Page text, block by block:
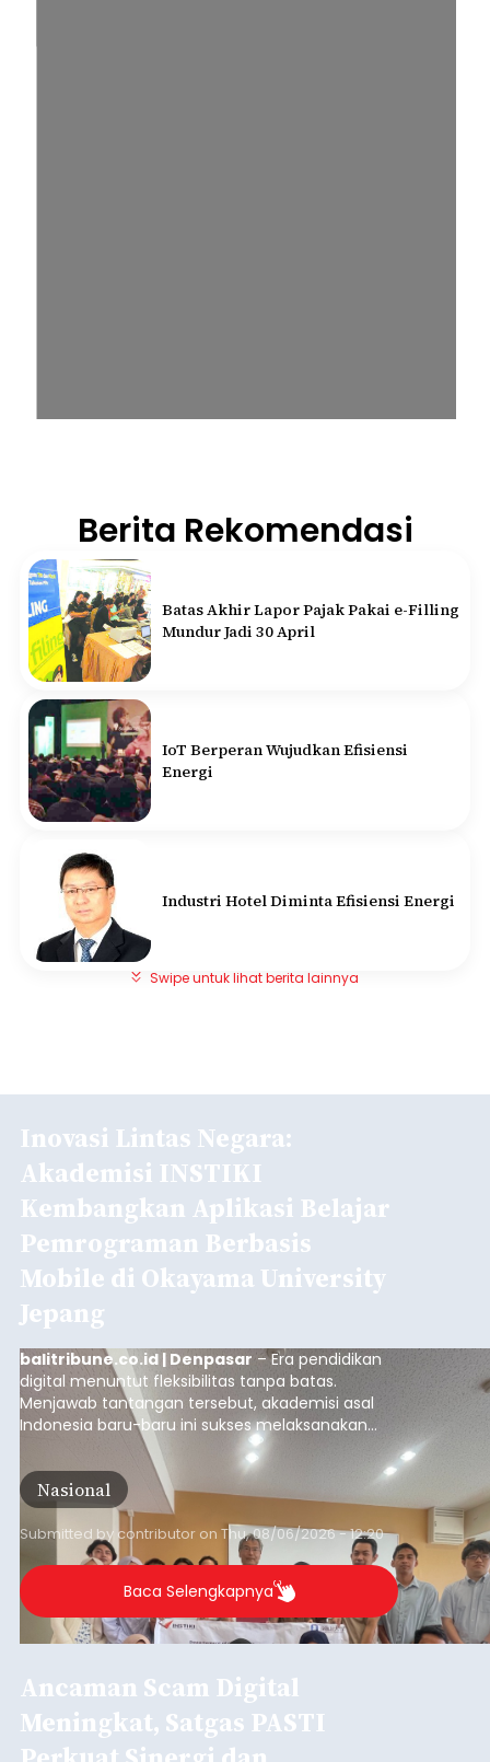
Berita Rekomendasi
Batas Akhir Lapor Pajak Pakai e-Filling
Mundur Jadi 30 April
IoT Berperan Wujudkan Efisiensi
Energi
Industri Hotel Diminta Efisiensi Energi
Swipe untuk lihat berita lainnya
Inovasi Lintas Negara:
Akademisi INSTIKI
Kembangkan Aplikasi Belajar
Pemrograman Berbasis
Mobile di Okayama University
Jepang
balitribune.co.id | Denpasar – Era pendidikan
digital menuntut fleksibilitas tanpa batas.
Menjawab tantangan tersebut, akademisi asal
Indonesia baru-baru ini sukses melaksanakan
program Pengabdian Kepada Masyarakat (PKM)
skala internasional di Distributed Systems
Laboratory, Okayama University, Jepang.
Nasional
Submitted by contributor on Thu, 08/06/2026 - 12:20
Baca Selengkapnya
Ancaman Scam Digital
Meningkat, Satgas PASTI